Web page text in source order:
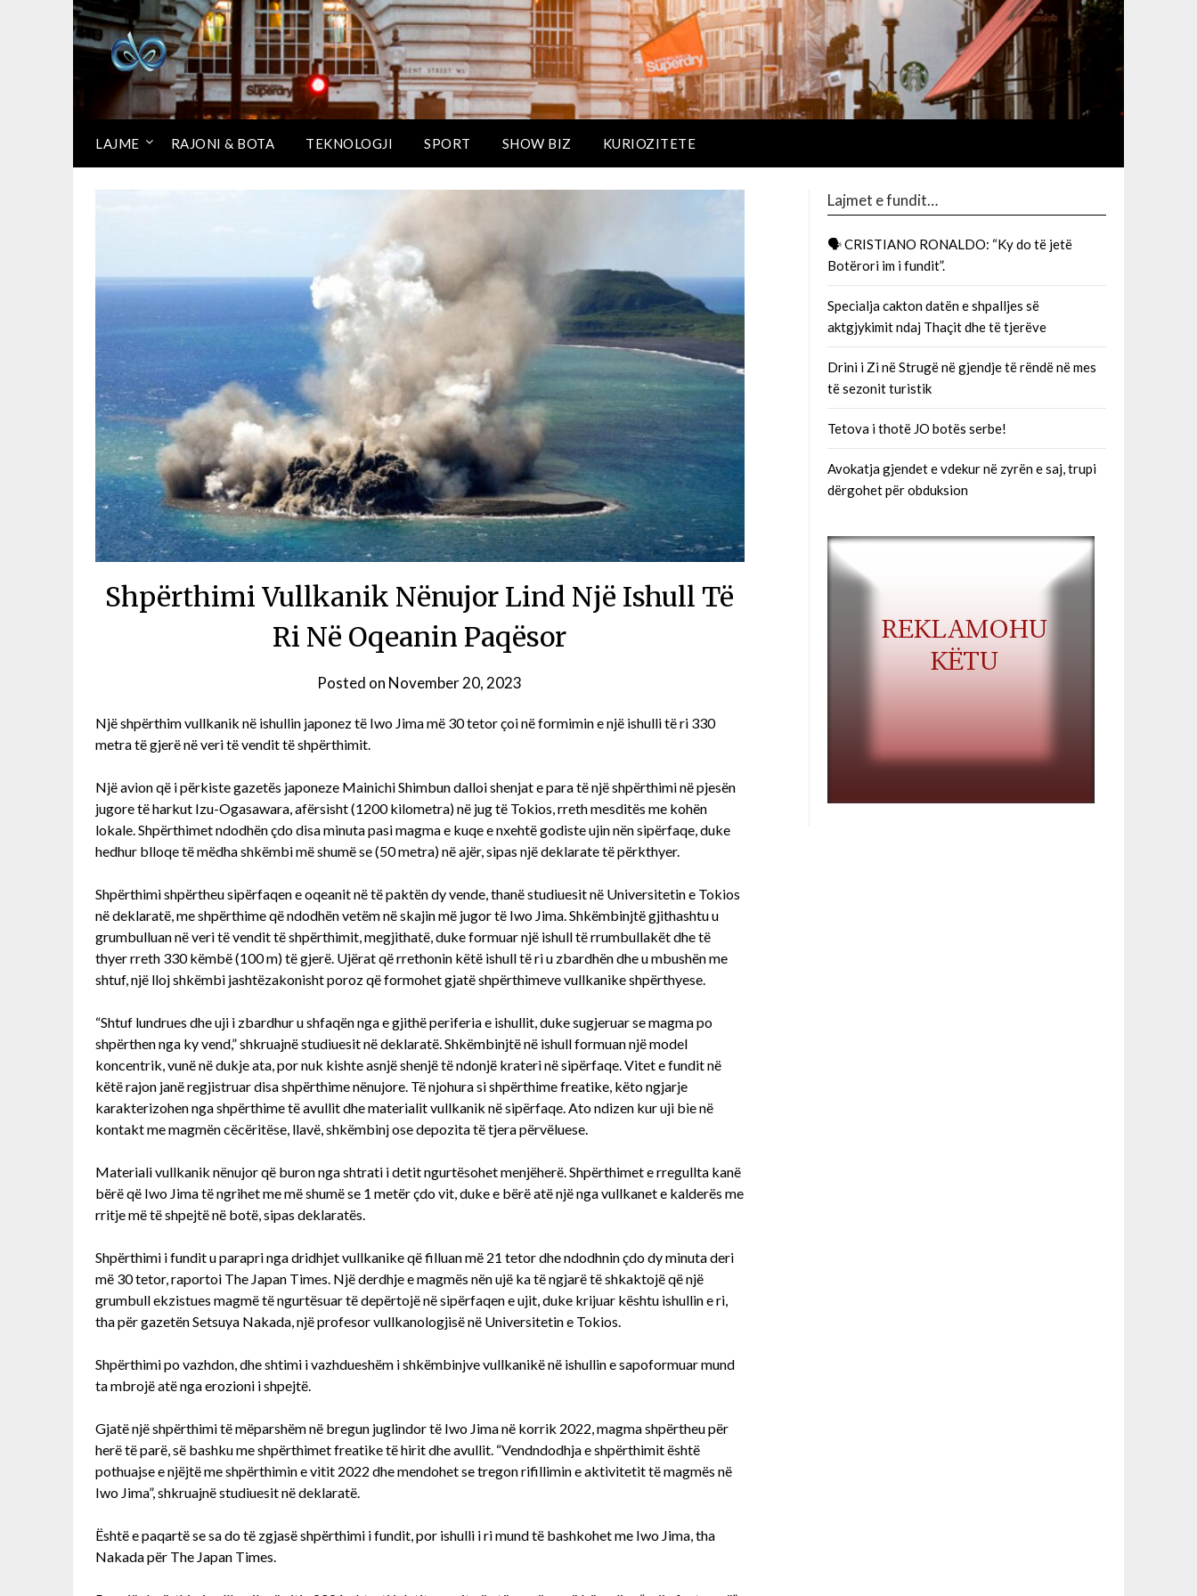
LAJME RAJONI & BOTA TEKNOLOGJI SPORT SHOW BIZ KURIOZITETE
Shpërthimi Vullkanik Nënujor Lind Një Ishull Të
Ri Në Oqeanin Paqësor
Posted on November 20, 2023
Një shpërthim vullkanik në ishullin japonez të Iwo Jima më 30 tetor çoi në formimin e një ishulli të ri 330
metra të gjerë në veri të vendit të shpërthimit.
Një avion që i përkiste gazetës japoneze Mainichi Shimbun dalloi shenjat e para të një shpërthimi në pjesën
jugore të harkut Izu-Ogasawara, afërsisht (1200 kilometra) në jug të Tokios, rreth mesditës me kohën
lokale. Shpërthimet ndodhën çdo disa minuta pasi magma e kuqe e nxehtë godiste ujin nën sipërfaqe, duke
hedhur blloqe të mëdha shkëmbi më shumë se (50 metra) në ajër, sipas një deklarate të përkthyer.
Shpërthimi shpërtheu sipërfaqen e oqeanit në të paktën dy vende, thanë studiuesit në Universitetin e Tokios
në deklaratë, me shpërthime që ndodhën vetëm në skajin më jugor të Iwo Jima. Shkëmbinjtë gjithashtu u
grumbulluan në veri të vendit të shpërthimit, megjithatë, duke formuar një ishull të rrumbullakët dhe të
thyer rreth 330 këmbë (100 m) të gjerë. Ujërat që rrethonin këtë ishull të ri u zbardhën dhe u mbushën me
shtuf, një lloj shkëmbi jashtëzakonisht poroz që formohet gjatë shpërthimeve vullkanike shpërthyese.
“Shtuf lundrues dhe uji i zbardhur u shfaqën nga e gjithë periferia e ishullit, duke sugjeruar se magma po
shpërthen nga ky vend,” shkruajnë studiuesit në deklaratë. Shkëmbinjtë në ishull formuan një model
koncentrik, vunë në dukje ata, por nuk kishte asnjë shenjë të ndonjë krateri në sipërfaqe. Vitet e fundit në
këtë rajon janë regjistruar disa shpërthime nënujore. Të njohura si shpërthime freatike, këto ngjarje
karakterizohen nga shpërthime të avullit dhe materialit vullkanik në sipërfaqe. Ato ndizen kur uji bie në
kontakt me magmën cëcëritëse, llavë, shkëmbinj ose depozita të tjera përvëluese.
Materiali vullkanik nënujor që buron nga shtrati i detit ngurtësohet menjëherë. Shpërthimet e rregullta kanë
bërë që Iwo Jima të ngrihet me më shumë se 1 metër çdo vit, duke e bërë atë një nga vullkanet e kalderës me
rritje më të shpejtë në botë, sipas deklaratës.
Shpërthimi i fundit u parapri nga dridhjet vullkanike që filluan më 21 tetor dhe ndodhnin çdo dy minuta deri
më 30 tetor, raportoi The Japan Times. Një derdhje e magmës nën ujë ka të ngjarë të shkaktojë që një
grumbull ekzistues magmë të ngurtësuar të depërtojë në sipërfaqen e ujit, duke krijuar kështu ishullin e ri,
tha për gazetën Setsuya Nakada, një profesor vullkanologjisë në Universitetin e Tokios.
Shpërthimi po vazhdon, dhe shtimi i vazhdueshëm i shkëmbinjve vullkanikë në ishullin e sapoformuar mund
ta mbrojë atë nga erozioni i shpejtë.
Gjatë një shpërthimi të mëparshëm në bregun juglindor të Iwo Jima në korrik 2022, magma shpërtheu për
herë të parë, së bashku me shpërthimet freatike të hirit dhe avullit. “Vendndodhja e shpërthimit është
pothuajse e njëjtë me shpërthimin e vitit 2022 dhe mendohet se tregon rifillimin e aktivitetit të magmës në
Iwo Jima”, shkruajnë studiuesit në deklaratë.
Është e paqartë se sa do të zgjasë shpërthimi i fundit, por ishulli i ri mund të bashkohet me Iwo Jima, tha
Nakada për The Japan Times.
Lajmet e fundit…
🗣 CRISTIANO RONALDO: “Ky do të jetë
Botërori im i fundit”.
Specialja cakton datën e shpalljes së
aktgjykimit ndaj Thaçit dhe të tjerëve
Drini i Zi në Strugë në gjendje të rëndë në mes
të sezonit turistik
Tetova i thotë JO botës serbe!
Avokatja gjendet e vdekur në zyrën e saj, trupi
dërgohet për obduksion